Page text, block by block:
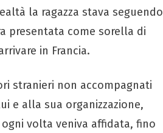
la ragazza stava seguendo
presentata come sorella di
in Francia.
stranieri non accompagnati
e alla sua organizzazione,
volta veniva affidata, fino